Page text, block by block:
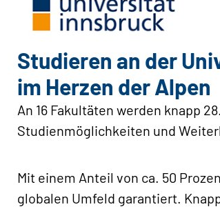
Studieren an der
im Herzen der Alpen
An 16 Fakultäten werden knapp
Studienmöglichkeiten und
Mit einem Anteil von ca. 50
globalen Umfeld garantiert.